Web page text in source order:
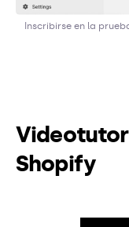
Inscribirse en la
Shopify